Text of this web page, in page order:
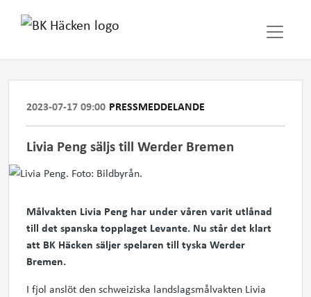
2023-07-17 09:00 PRESSMEDDELANDE
Livia Peng säljs till Werder Bremen
Målvakten Livia Peng har under våren varit utlånad
till det spanska topplaget Levante. Nu står det klart
att BK Häcken säljer spelaren till tyska Werder
Bremen.
I fjol anslöt den schweiziska landslagsmålvakten Livia